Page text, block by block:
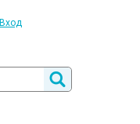
Вход